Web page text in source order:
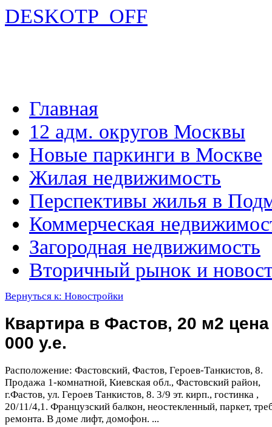
DESKOTP_OFF
Главная
12 адм. округов Москвы
Новые паркинги в Москве
Жилая недвижимость
Перспективы жилья в
Коммерческая
Загородная недвижимость
Вторичный рынок и
Вернуться к: Новостройки
Квартира в Фастов, 20 м2 цена
000 у.е.
Расположение: Фастовский, Фастов, Героев-Танкистов, 8.
Продажа 1-комнатной, Киевская обл., Фастовский район,
г.Фастов, ул. Героев Танкистов, 8. 3/9 эт. кирп., гостинка ,
20/11/4,1. Французский балкон, неостекленный, паркет,
ремонта. В доме лифт, домофон. ...